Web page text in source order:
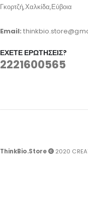
Γκορτζή,Χαλκίδα,Εύβοια
Email:
ΈΧΕΤΕ ΕΡΩΤΉΣΕΙΣ?
2221600565
ThinkBio.Store 2020